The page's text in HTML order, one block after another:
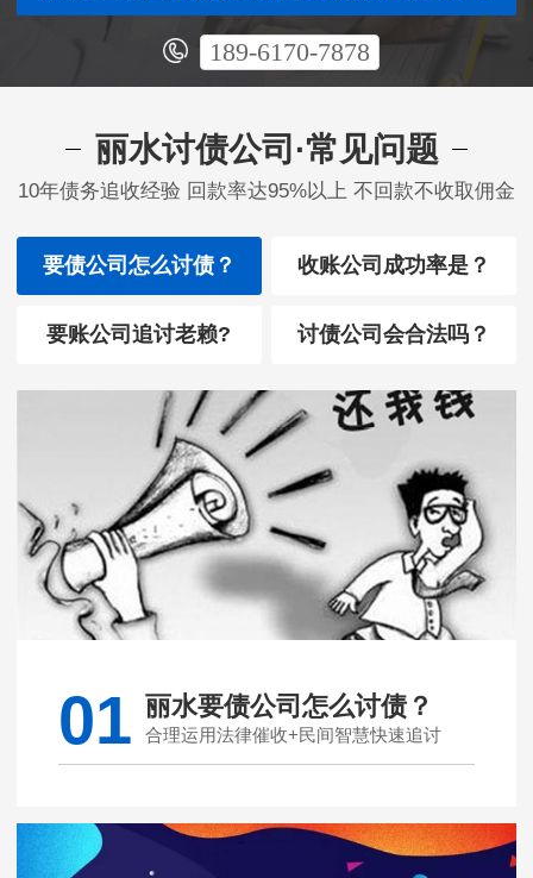
189-6170-7878
丽水讨债公司·常见问题
10年债务追收经验 回款率达95%以上 不回款不收取佣金
要债公司怎么讨债？ 收账公司成功率是？
要账公司追讨老赖? 讨债公司会合法吗？
01 丽水要债公司怎么讨债？
合理运用法律催收+民间智慧快速追讨